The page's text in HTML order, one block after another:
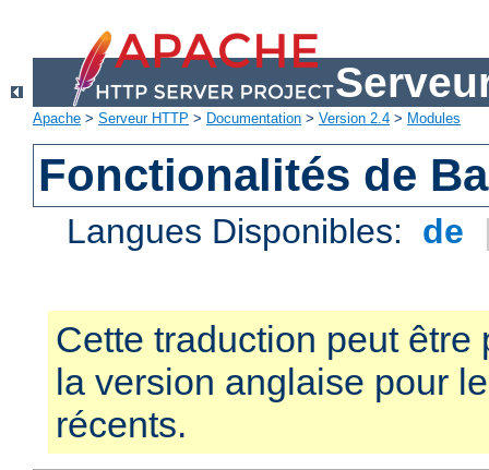
Apache > Serveur HTTP > Documentation > Version 2.4 > Modules
Fonctionalités de
Langues Disponibles: de
Cette traduction peut être
la version anglaise pour
récents.